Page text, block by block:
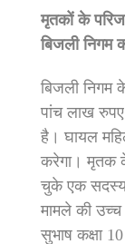
मृतकों के
बिजली निगम
बिजली निगम
पांच लाख
है। घायल
करेगा। मृतक
चुके एक सदस्य
मामले की
सुभाष कक्षा